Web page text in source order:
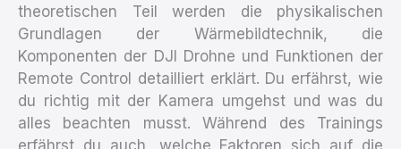
theoretischen Teil werden die physikalischen
Grundlagen der Wärmebildtechnik, die
Komponenten der DJI Drohne und Funktionen der
Remote Control detailliert erklärt. Du erfährst, wie
du richtig mit der Kamera umgehst und was du
alles beachten musst. Während des Trainings
erfährst du auch, welche Faktoren sich auf die